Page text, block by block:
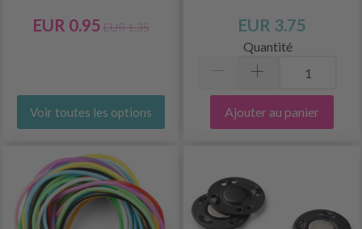
EUR 0.95 EUR 1.35
Voir toutes les options
EUR 3.75
Quantité
Ajouter au panier